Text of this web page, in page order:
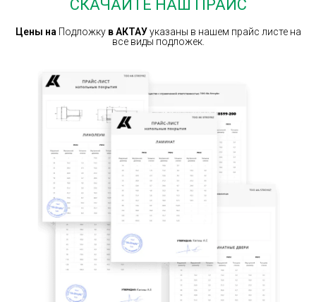
СКАЧАЙТЕ НАШ ПРАЙС
Цены наПодложку в АКТАУуказаны в нашем прайс листе на
все виды подложек.